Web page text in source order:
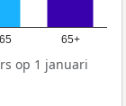
65+
op 1 januari